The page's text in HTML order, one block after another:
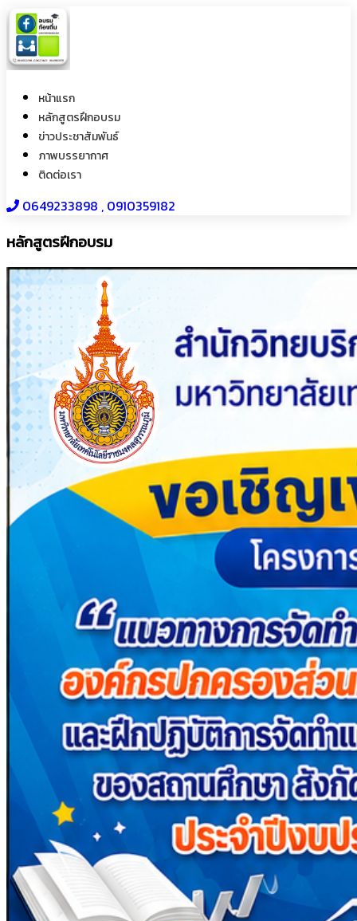
หน้าแรก
หลักสูตรฝึกอบรม
ข่าวประชาสัมพันธ์
ภาพบรรยากาศ
ติดต่อเรา
0649233898​ , 0910359182
หลักสูตรฝึกอบรม